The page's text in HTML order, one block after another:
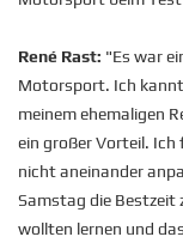
René Rast: "Es war
Motorsport. Ich
meinem ehemaligen
ein großer Vorteil. Ich
nicht aneinander
Samstag die Bestzeit
wollten lernen und